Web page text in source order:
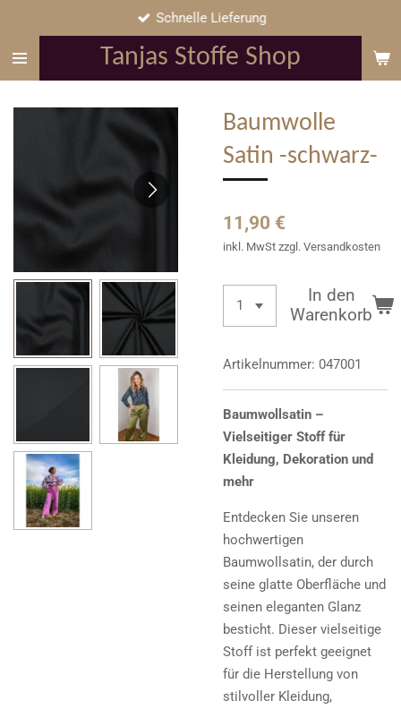
springen
Tanjas Stoffe Shop
Schnelle Lieferung
Baumwolle
Satin -schwarz-
11,90 €
inkl. MwSt zzgl. Versandkosten
In den
Warenkorb
Artikelnummer: 047001
Baumwollsatin –
Vielseitiger Stoff für
Kleidung, Dekoration und
mehr
Entdecken Sie unseren
hochwertigen
Baumwollsatin, der durch
seine glatte Oberfläche und
seinen eleganten Glanz
besticht. Dieser vielseitige
Stoff ist perfekt geeignet
für die Herstellung von
stilvoller Kleidung,